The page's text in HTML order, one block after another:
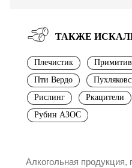
ТАКЖЕ
Плечистик
Пти Вердо
Рислинг
Ркацители
Рубин АЗОС
Алкогольная продукция,